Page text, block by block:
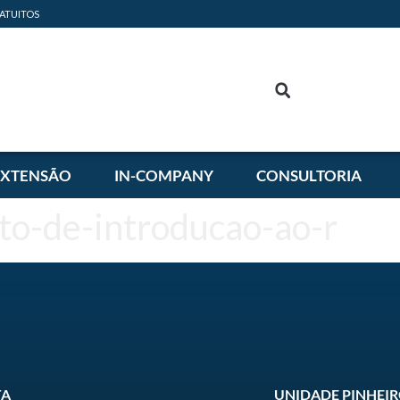
IN-COMPANY CONSULTORIA
UNIDADE